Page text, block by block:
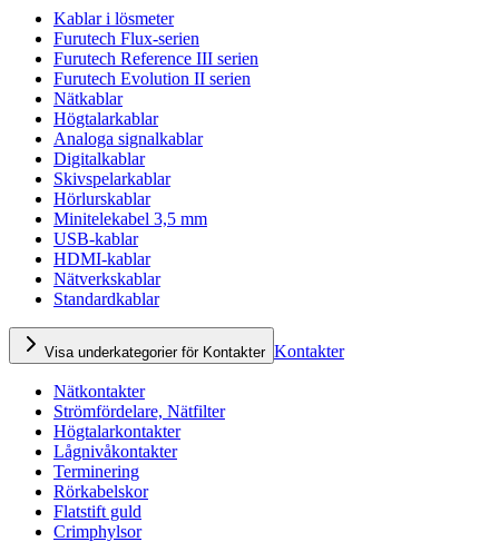
Kablar i lösmeter
Furutech Flux-serien
Furutech Reference III serien
Furutech Evolution II serien
Nätkablar
Högtalarkablar
Analoga signalkablar
Digitalkablar
Skivspelarkablar
Hörlurskablar
Minitelekabel 3,5 mm
USB-kablar
HDMI-kablar
Nätverkskablar
Standardkablar
Visa underkategorier för Kontakter Kontakter
Nätkontakter
Strömfördelare, Nätfilter
Högtalarkontakter
Lågnivåkontakter
Terminering
Rörkabelskor
Flatstift guld
Crimphylsor